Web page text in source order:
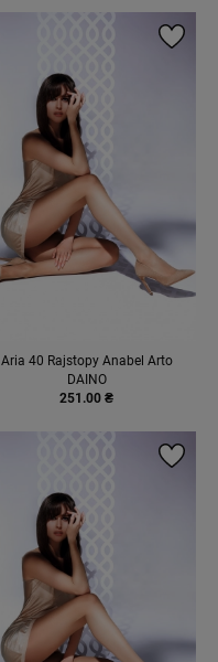
Aria 40 Rajstopy Anabel Arto
DAINO
251.00 ₴